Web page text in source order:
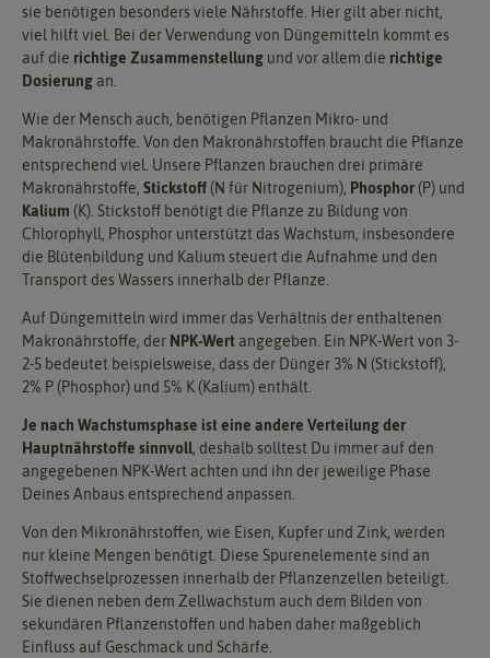
sie benötigen besonders viele Nährstoffe. Hier gilt aber nicht,
viel hilft viel. Bei der Verwendung von Düngemitteln kommt es
auf die richtige Zusammenstellung und vor allem die richtige
Dosierungan.
Wie der Mensch auch, benötigen Pflanzen Mikro- und
Makronährstoffe. Von den Makronährstoffen braucht die Pflanze
entsprechend viel. Unsere Pflanzen brauchen drei primäre
Makronährstoffe, Stickstoff (N für Nitrogenium), Phosphor (P) und
Kalium (K). Stickstoff benötigt die Pflanze zu Bildung von
Chlorophyll, Phosphor unterstützt das Wachstum, insbesondere
die Blütenbildung und Kalium steuert die Aufnahme und den
Transport des Wassers innerhalb der Pflanze.
Auf Düngemitteln wird immer das Verhältnis der enthaltenen
Makronährstoffe, der NPK-Wert angegeben. Ein NPK-Wert von 3-
2-5 bedeutet beispielsweise, dass der Dünger 3% N (Stickstoff),
2% P (Phosphor) und 5% K (Kalium) enthält.
Je nach Wachstumsphase ist eine andere Verteilung der
Hauptnährstoffe sinnvoll, deshalb solltest Du immer auf den
angegebenen NPK-Wert achten und ihn der jeweilige Phase
Deines Anbaus entsprechend anpassen.
Von den Mikronährstoffen, wie Eisen, Kupfer und Zink, werden
nur kleine Mengen benötigt. Diese Spurenelemente sind an
Stoffwechselprozessen innerhalb der Pflanzenzellen beteiligt.
Sie dienen neben dem Zellwachstum auch dem Bilden von
sekundären Pflanzenstoffen und haben daher maßgeblich
Einfluss auf Geschmack und Schärfe.